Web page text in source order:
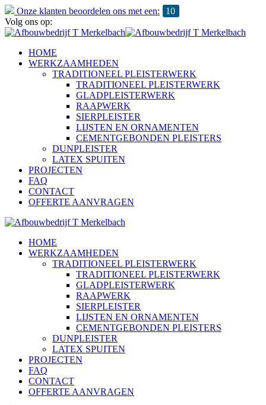
Onze klanten beoordelen ons met een:
10
Volg ons op:
HOME
WERKZAAMHEDEN
TRADITIONEEL PLEISTERWERK
TRADITIONEEL PLEISTERWERK
GLADPLEISTERWERK
RAAPWERK
SIERPLEISTER
LIJSTEN EN ORNAMENTEN
CEMENTGEBONDEN PLEISTERS
DUNPLEISTER
LATEX SPUITEN
PROJECTEN
FAQ
CONTACT
OFFERTE AANVRAGEN
HOME
WERKZAAMHEDEN
TRADITIONEEL PLEISTERWERK
TRADITIONEEL PLEISTERWERK
GLADPLEISTERWERK
RAAPWERK
SIERPLEISTER
LIJSTEN EN ORNAMENTEN
CEMENTGEBONDEN PLEISTERS
DUNPLEISTER
LATEX SPUITEN
PROJECTEN
FAQ
CONTACT
OFFERTE AANVRAGEN